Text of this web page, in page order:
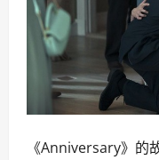
《Anniversary》的